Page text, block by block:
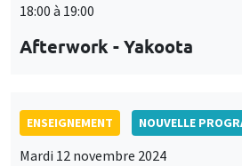
18:00 à 19:00
Afterwork - Yakoota
ENSEIGNEMENT NOUVELLE
Mardi 12 novembre 2024